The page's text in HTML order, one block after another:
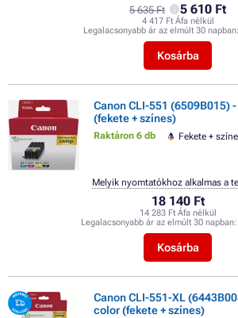
5 635 Ft 5 610 Ft
4 417 Ft Áfa nélkül
Legalacsonyabb ár az elmúlt 30 napban:
Kosárba
Canon CLI-551 (6509B015)
(fekete + színes)
Raktáron 6 db Fekete +
18 140 Ft
14 283 Ft Áfa nélkül
Legalacsonyabb ár az elmúlt 30 napban:
Kosárba
Melyik nyomtatókhoz alkalmas a
Canon CLI-551-XL
color (fekete + színes)